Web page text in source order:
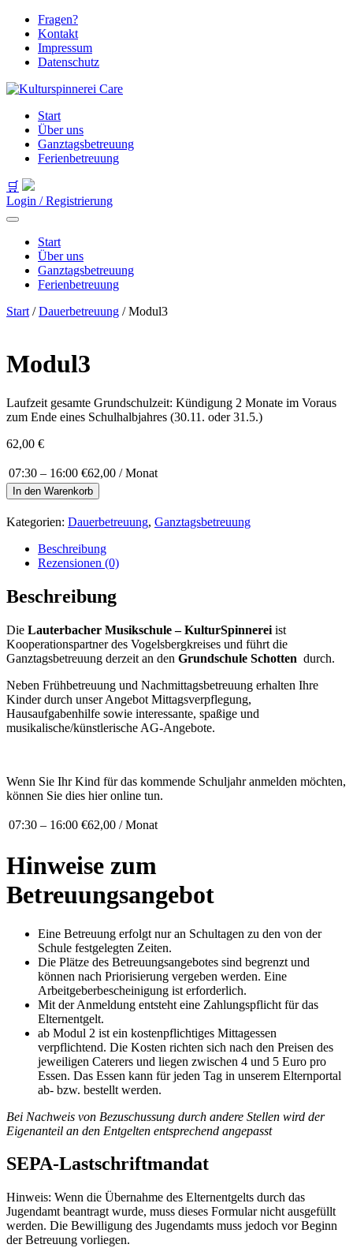
Fragen?
Kontakt
Impressum
Datenschutz
Start
Über uns
Ganztagsbetreuung
Ferienbetreuung
🛒
Login / Registrierung
Start
Über uns
Ganztagsbetreuung
Ferienbetreuung
Start /Dauerbetreuung / Modul3
Modul3
Laufzeit gesamte Grundschulzeit: Kündigung 2 Monate im Voraus
zum Ende eines Schulhalbjahres (30.11. oder 31.5.)
62,00 €
07:30 – 16:00 €62,00 / Monat
Modul3
Menge
In den Warenkorb
Kategorien: Dauerbetreuung, Ganztagsbetreuung
Beschreibung
Rezensionen (0)
Beschreibung
Die Lauterbacher Musikschule – KulturSpinnerei ist
Kooperationspartner des Vogelsbergkreises und führt die
Ganztagsbetreuung derzeit an den Grundschule Schotten durch.
Neben Frühbetreuung und Nachmittagsbetreuung erhalten Ihre
Kinder durch unser Angebot Mittagsverpflegung,
Hausaufgabenhilfe sowie interessante, spaßige und
musikalische/künstlerische AG-Angebote.
Wenn Sie Ihr Kind für das kommende Schuljahr anmelden möchten,
können Sie dies hier online tun.
07:30 – 16:00 €62,00 / Monat
Hinweise zum
Betreuungsangebot
Eine Betreuung erfolgt nur an Schultagen zu den von der
Schule festgelegten Zeiten.
Die Plätze des Betreuungsangebotes sind begrenzt und
können nach Priorisierung vergeben werden. Eine
Arbeitgeberbescheinigung ist erforderlich.
Mit der Anmeldung entsteht eine Zahlungspflicht für das
Elternentgelt.
ab Modul 2 ist ein kostenpflichtiges Mittagessen
verpflichtend. Die Kosten richten sich nach den Preisen des
jeweiligen Caterers und liegen zwischen 4 und 5 Euro pro
Essen. Das Essen kann für jeden Tag in unserem Elternportal
ab- bzw. bestellt werden.
Bei Nachweis von Bezuschussung durch andere Stellen wird der
Eigenanteil an den Entgelten entsprechend angepasst
SEPA-Lastschriftmandat
Hinweis: Wenn die Übernahme des Elternentgelts durch das
Jugendamt beantragt wurde, muss dieses Formular nicht ausgefüllt
werden. Die Bewilligung des Jugendamts muss jedoch vor Beginn
der Betreuung vorliegen.